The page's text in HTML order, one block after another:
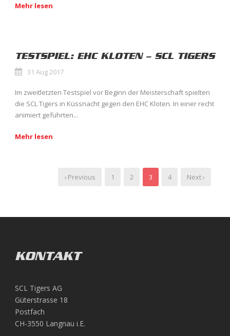
Mehr lesen
TESTSPIEL: EHC KLOTEN – SCL TIGERS
31 Aug 2017
Im zweitletzten Testspiel vor Beginn der Meisterschaft spielten
die SCL Tigers in Küssnacht gegen den EHC Kloten. In einer recht
animiert geführten...
Mehr lesen
‹ Previous 1 2 3 4 Next ›
KONTAKT
SCL Tigers AG
Güterstrasse 18
Postfach
CH-3550 Langnau i.E.